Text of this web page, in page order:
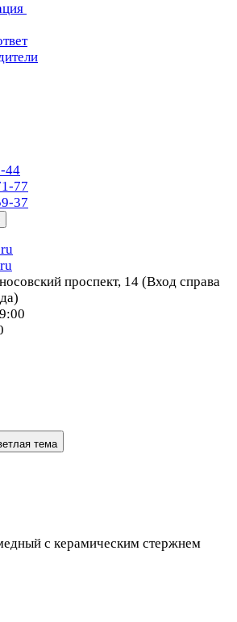
44
77
37
проспект, 14 (Вход справа
тема
с керамическим стержнем